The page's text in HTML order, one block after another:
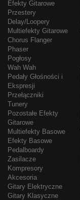
Efekty Gitarowe
Przestery
Delay/Loopery
Multiefekty Gitarowe
Chorus Flanger
Phaser
Pogłosy
Wah Wah
Pedały Głośności i
Ekspresji
Przełączniki
Tunery
Pozostałe Efekty
Gitarowe
Multiefekty Basowe
Efekty Basowe
Pedalboardy
Zasilacze
Kompresory
Akcesoria
Gitary Elektryczne
Gitary Klasyczne